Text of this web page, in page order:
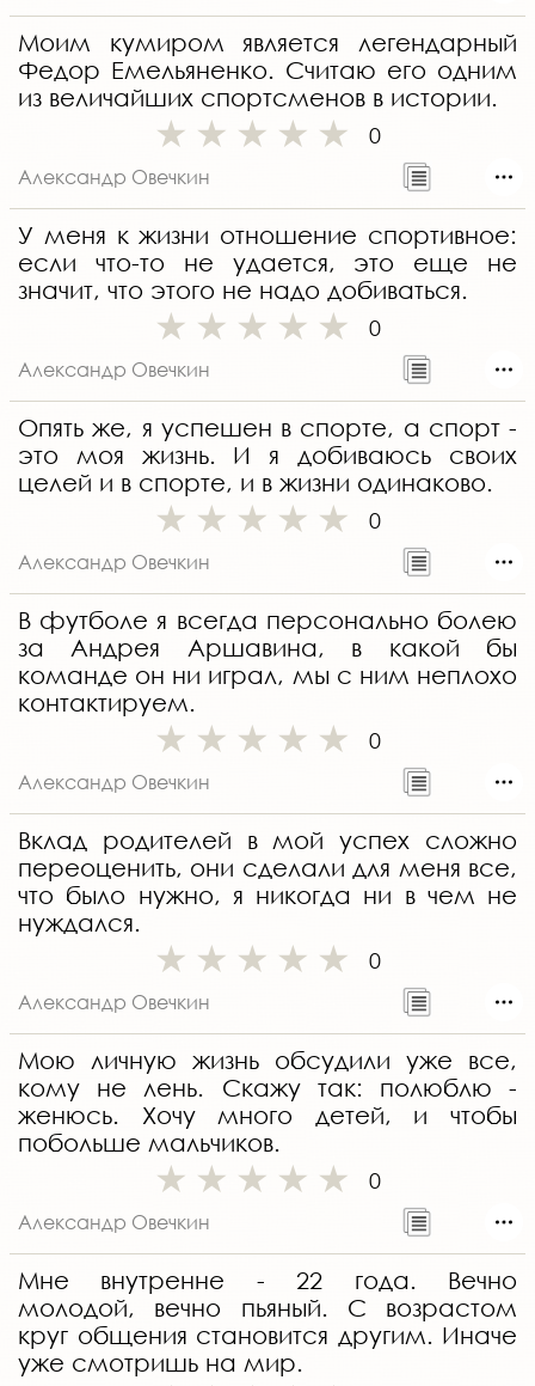
Моим кумиром является легендарный
Федор Емельяненко. Считаю его одним
из величайших спортсменов в истории.
0
Александр Овечкин
У меня к жизни отношение спортивное:
если что-то не удается, это еще не
значит, что этого не надо добиваться.
0
Александр Овечкин
Опять же, я успешен в спорте, а спорт -
это моя жизнь. И я добиваюсь своих
целей и в спорте, и в жизни одинаково.
0
Александр Овечкин
В футболе я всегда персонально болею
за Андрея Аршавина, в какой бы
команде он ни играл, мы с ним неплохо
контактируем.
0
Александр Овечкин
Вклад родителей в мой успех сложно
переоценить, они сделали для меня все,
что было нужно, я никогда ни в чем не
нуждался.
0
Александр Овечкин
Мою личную жизнь обсудили уже все,
кому не лень. Скажу так: полюблю -
женюсь. Хочу много детей, и чтобы
побольше мальчиков.
0
Александр Овечкин
Мне внутренне - 22 года. Вечно
молодой, вечно пьяный. С возрастом
круг общения становится другим. Иначе
уже смотришь на мир.